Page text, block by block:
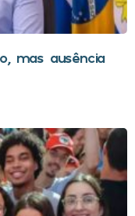
mas ausência